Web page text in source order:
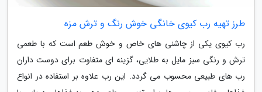
طرز تهیه رب کیوی خانگی خوش رنگ و ترش مزه
رب کیوی یکی از چاشنی های خاص و خوش طعم است که با طعمی
ترش و رنگی سبز مایل به طلایی، گزینه ای متفاوت برای دوست داران
رب های طبیعی محسوب می گردد. این رب علاوه بر استفاده در انواع